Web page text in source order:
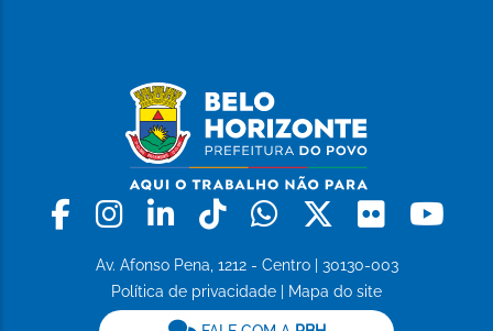
Facebook
Instagram
LinkedinTiktokWhatsapp
X Flickr
Av. Afonso Pena, 1212 - Centro | 30130-003
Política de privacidade
Mapa do site